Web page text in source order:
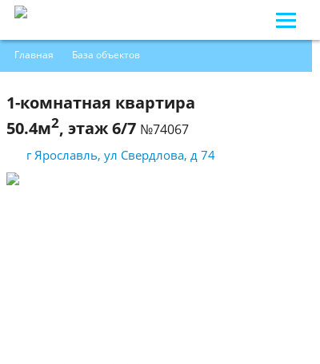
Главная
База объектов
1-комнатная квартира
50.4м2, этаж 6/7 №74067
г Ярославль, ул Свердлова, д 74